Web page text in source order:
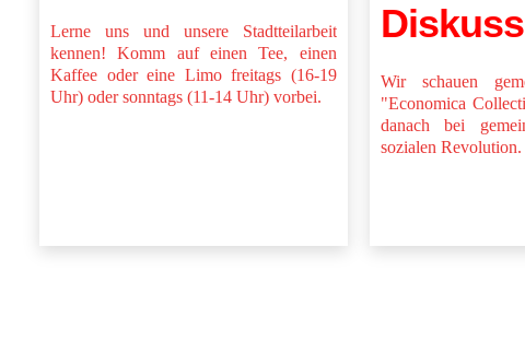
Lerne uns und unsere Stadtteilarbeit
kennen! Komm auf einen Tee, einen
Kaffee oder eine Limo freitags (16-19
Uhr) oder sonntags (11-14 Uhr) vorbei.
Wir schauen
"Economica
danach bei
sozialen Revolution.